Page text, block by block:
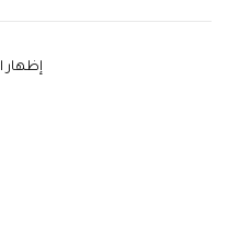
‫إظهار